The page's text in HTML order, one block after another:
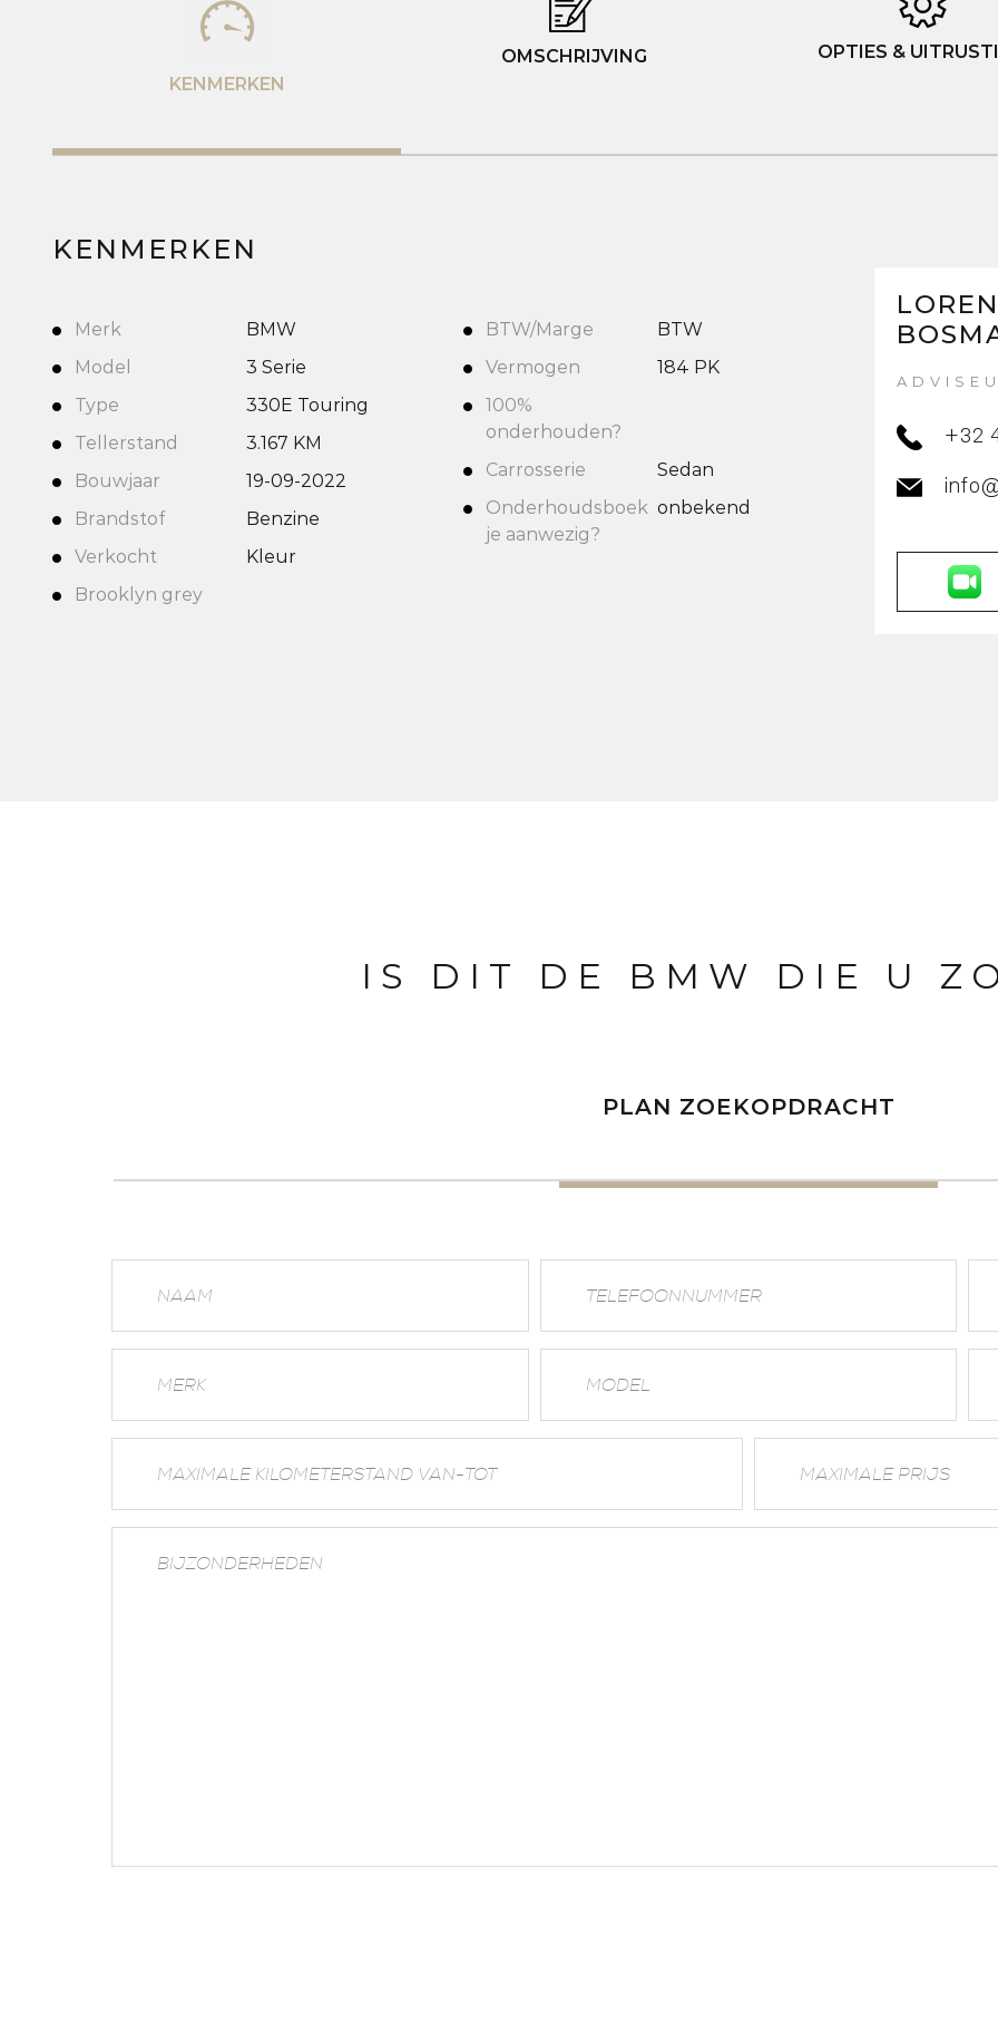
KENMERKEN
OMSCHRIJVING OPTIES &
KENMERKEN
Merk
BMW
Model
3 Serie
Type
330E Touring
Tellerstand
3.167 KM
Bouwjaar
19-09-2022
Brandstof
Benzine
Verkocht
Kleur
Brooklyn grey
BTW/Marge
BTW
Vermogen
184 PK
100%
onderhouden?
Carrosserie
Sedan
Onderhoudsboek
je aanwezig?
onbekend
+32
IS DIT DE BMW DIE U
PLAN ZOEKOPDRACHT